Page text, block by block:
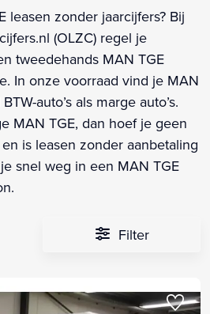
leasen zonder jaarcijfers? Bij
(OLZC) regel je
tweedehands MAN TGE
In onze voorraad vind je MAN
auto’s als marge auto’s.
MAN TGE, dan hoef je geen
is leasen zonder aanbetaling
snel weg in een MAN TGE
Filter